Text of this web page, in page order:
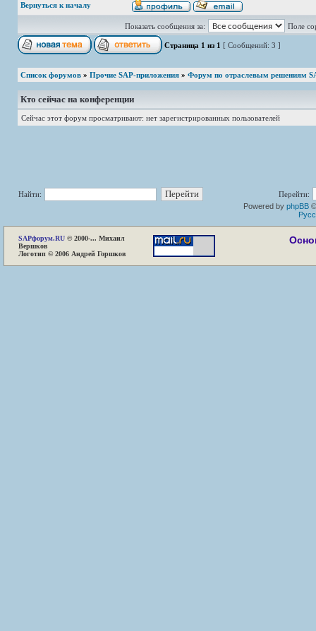
Вернуться к началу
Показать сообщения за: Поле
Страница 1 из 1 [ Сообщений: 3 ]
Список форумов » Прочие SAP-приложения » Форум по отраслевым решениям
Кто сейчас на конференции
Сейчас этот форум просматривают: нет зарегистрированных пользователей
Найти:
Перейти:
Powered by phpBB
SAPфорум.RU © 2000-... Михаил
Вершков
Логотип © 2006 Андрей Горшков